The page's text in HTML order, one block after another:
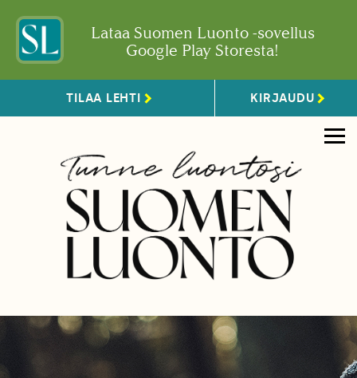
Lataa Suomen Luonto -sovellus
Google Play Storesta!
TILAA LEHTI KIRJAUDU